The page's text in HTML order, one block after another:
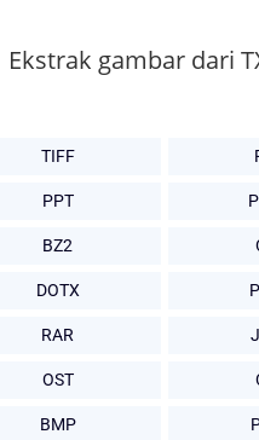
Ekstrak gambar dari
TIFF
PPT
BZ2
DOTX
RAR
OST
BMP